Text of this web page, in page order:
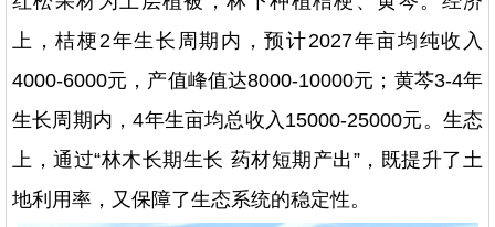
上，桔梗2年生长周期内，预计2027年亩均纯收入
4000-6000元，产值峰值达8000-10000元；黄芩3-4年
生长周期内，4年生亩均总收入15000-25000元。生态
上，通过“林木长期生长 药材短期产出”，既提升了土
地利用率，又保障了生态系统的稳定性。